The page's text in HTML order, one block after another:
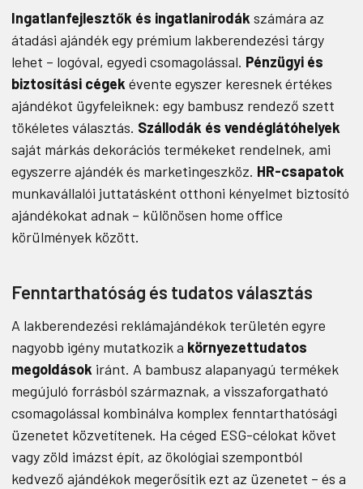
Ingatlanfejlesztők és ingatlanirodák számára az
átadási ajándék egy prémium lakberendezési tárgy
lehet – logóval, egyedi csomagolással. Pénzügyi és
biztosítási cégek évente egyszer keresnek értékes
ajándékot ügyfeleiknek: egy bambusz rendező szett
tökéletes választás. Szállodák és vendéglátóhelyek
saját márkás dekorációs termékeket rendelnek, ami
egyszerre ajándék és marketingeszköz. HR-csapatok
munkavállalói juttatásként otthoni kényelmet biztosító
ajándékokat adnak – különösen home office
körülmények között.
Fenntarthatóság és tudatos választás
A lakberendezési reklámajándékok területén egyre
nagyobb igény mutatkozik a környezettudatos
megoldások iránt. A bambusz alapanyagú termékek
megújuló forrásból származnak, a visszaforgatható
csomagolással kombinálva komplex fenntarthatósági
üzenetet közvetítenek. Ha céged ESG-célokat követ
vagy zöld imázst épít, az ökológiai szempontból
kedvező ajándékok megerősítik ezt az üzenetet – és a